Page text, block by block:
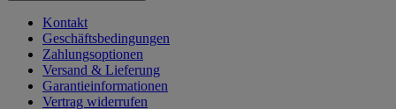
Kontakt
Geschäftsbedingungen
Zahlungsoptionen
Versand & Lieferung
Garantieinformationen
Vertrag widerrufen